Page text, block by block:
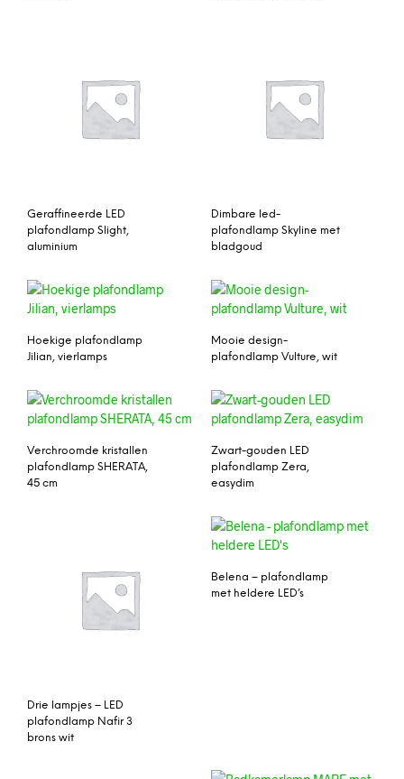
Geraffineerde LED
plafondlamp Slight,
aluminium
Dimbare led-
plafondlamp Skyline met
bladgoud
Hoekige plafondlamp
Jilian, vierlamps
Mooie design-
plafondlamp Vulture, wit
Verchroomde kristallen
plafondlamp SHERATA,
45 cm
Zwart-gouden LED
plafondlamp Zera,
easydim
Drie lampjes – LED
plafondlamp Nafir 3
brons wit
Belena – plafondlamp
met heldere LED’s